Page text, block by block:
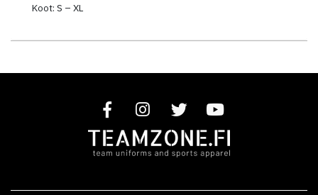
Koot: S – XL